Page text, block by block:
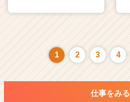
1 2 3 4
仕事をみる